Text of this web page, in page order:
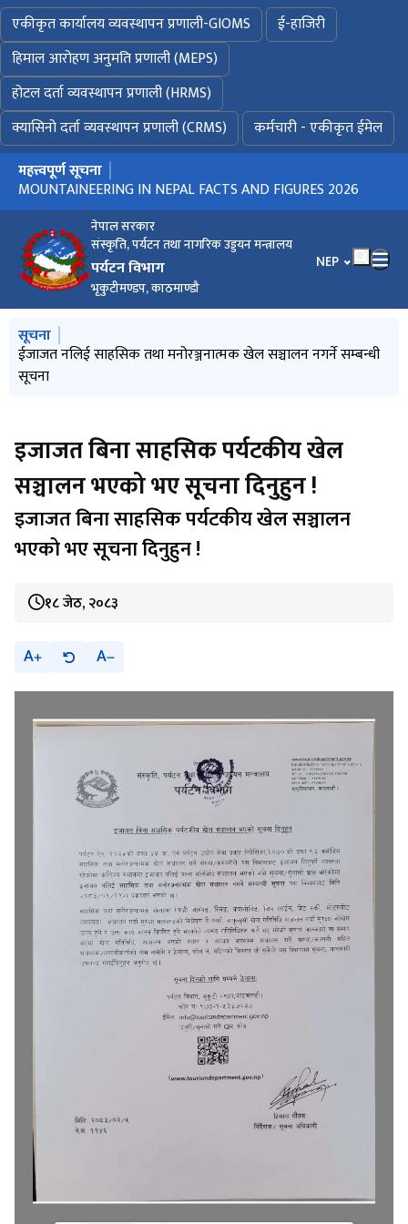
एकीकृत कार्यालय व्यवस्थापन प्रणाली-GIOMS
ई-हाजिरी
हिमाल आरोहण अनुमति प्रणाली (MEPS)
होटल दर्ता व्यवस्थापन प्रणाली (HRMS)
क्यासिनो दर्ता व्यवस्थापन प्रणाली (CRMS)
कर्मचारी - एकीकृत ईमेल
नेपाल सरकार
संस्कृति, पर्यटन तथा नागरिक उड्डयन मन्त्रालय
पर्यटन विभाग
भृकुटीमण्डप, काठमाण्डौ
भाषा चयन गर्नुहोस्
NEP
मुख्य नेभिगेसनमा जानुहोस्
महत्त्वपूर्ण सूचना
विवरण भर्ने बारे अत्यन्त जरुरी सूचना ! (प्रकाशन मिति : २०८३।०३।०२)
MOUNTAINEERING IN NEPAL FACTS AND FIGURES 2026
प्रेस विज्ञप्ति (२०८३।०४।१५)
मुख्य नेभिगेसनमा जानुहोस्
सूचना
MOUNTAINEERING IN NEPAL FACTS AND FIGURES 2026
प्रेस विज्ञप्ति (२०८३।०४।१५)
ईजाजत नलिई साहसिक तथा मनोरञ्जनात्मक खेल सञ्चालन नगर्ने सम्बन्धी
सूचना
विवरण भर्ने बारे अत्यन्त जरुरी सूचना ! (प्रकाशन मिति : २०८३।०३।०२)
साहसिक तथा मनोरञ्जनात्मक खेल सञ्चालन गर्ने प्रयोजनार्थ पेश गर्नुपर्ने
कागजातहरुको विवरण (Checklist)
इजाजत बिना साहसिक पर्यटकीय खेल
सञ्चालन भएको भए सूचना दिनुहुन !
इजाजत बिना साहसिक पर्यटकीय खेल सञ्चालन
भएको भए सूचना दिनुहुन !
१८ जेठ, २०८३
A A